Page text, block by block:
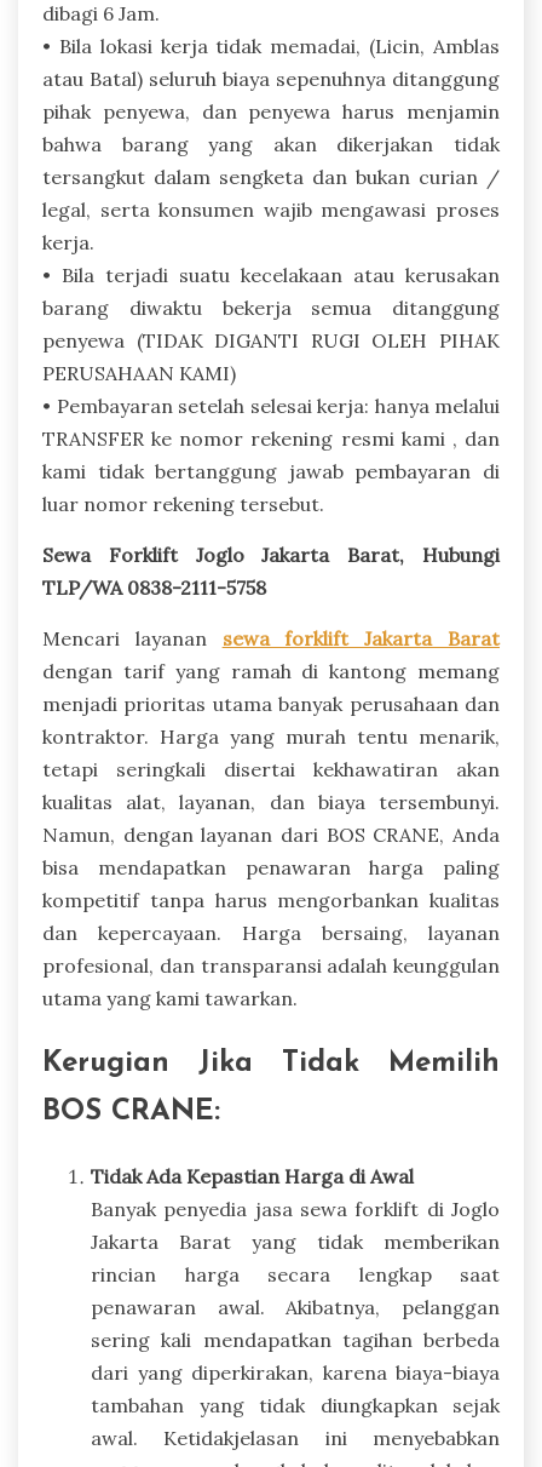
dibagi 6 Jam.
• Bila lokasi kerja tidak memadai, (Licin, Amblas
atau Batal) seluruh biaya sepenuhnya ditanggung
pihak penyewa, dan penyewa harus menjamin
bahwa barang yang akan dikerjakan tidak
tersangkut dalam sengketa dan bukan curian /
legal, serta konsumen wajib mengawasi proses
kerja.
• Bila terjadi suatu kecelakaan atau kerusakan
barang diwaktu bekerja semua ditanggung
penyewa (TIDAK DIGANTI RUGI OLEH PIHAK
PERUSAHAAN KAMI)
• Pembayaran setelah selesai kerja: hanya melalui
TRANSFER ke nomor rekening resmi kami , dan
kami tidak bertanggung jawab pembayaran di
luar nomor rekening tersebut.
Sewa Forklift Joglo Jakarta Barat, Hubungi
TLP/WA 0838-2111-5758
Mencari layanan sewa forklift Jakarta Barat
dengan tarif yang ramah di kantong memang
menjadi prioritas utama banyak perusahaan dan
kontraktor. Harga yang murah tentu menarik,
tetapi seringkali disertai kekhawatiran akan
kualitas alat, layanan, dan biaya tersembunyi.
Namun, dengan layanan dari BOS CRANE, Anda
bisa mendapatkan penawaran harga paling
kompetitif tanpa harus mengorbankan kualitas
dan kepercayaan. Harga bersaing, layanan
profesional, dan transparansi adalah keunggulan
utama yang kami tawarkan.
Kerugian Jika Tidak Memilih
BOS CRANE:
Tidak Ada Kepastian Harga di Awal
Banyak penyedia jasa sewa forklift di Joglo
Jakarta Barat yang tidak memberikan
rincian harga secara lengkap saat
penawaran awal. Akibatnya, pelanggan
sering kali mendapatkan tagihan berbeda
dari yang diperkirakan, karena biaya-biaya
tambahan yang tidak diungkapkan sejak
awal. Ketidakjelasan ini menyebabkan